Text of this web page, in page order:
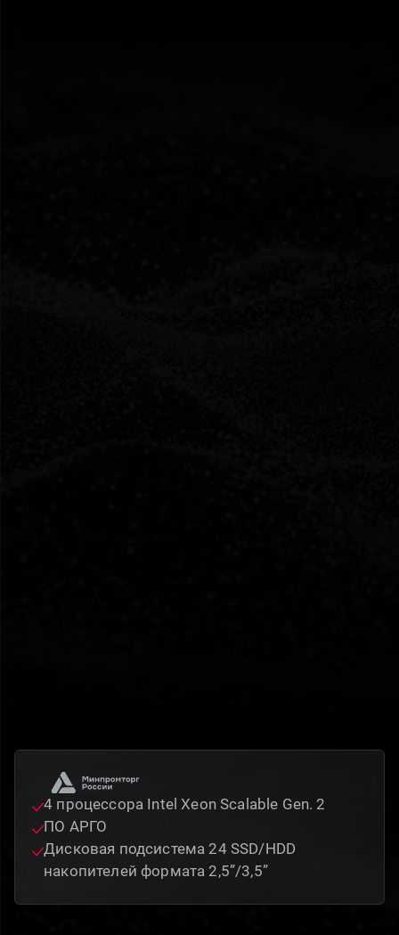
4 процессора Intel Xeon Scalable Gen. 2
ПО АРГО
Дисковая подсистема 24 SSD/HDD
накопителей формата 2,5”/3,5”